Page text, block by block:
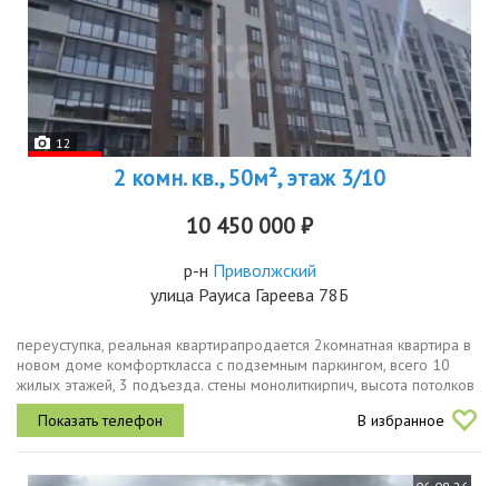
12
2 комн. кв., 50м², этаж 3/10
10 450 000 ₽
р-н Приволжский
улица Рауиса Гареева 78Б
переуступка, реальная квартирапродается 2комнатная квартира в
новом доме комфорткласса с подземным паркингом, всего 10
жилых этажей, 3 подъезда. стены монолиткирпич, высота потолков
2,74м, качественная предчистовая отделка, колясочная на 1м
этаже....
В избранное